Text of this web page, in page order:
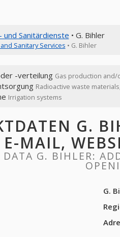
und Sanitärdienste • G. Bihler
Sanitary Services • G. Bihler
-verteilung Gas production
Radioactive waste
Irrigation systems
G.
E-MAIL,
DATA G. BIHLER:
G.